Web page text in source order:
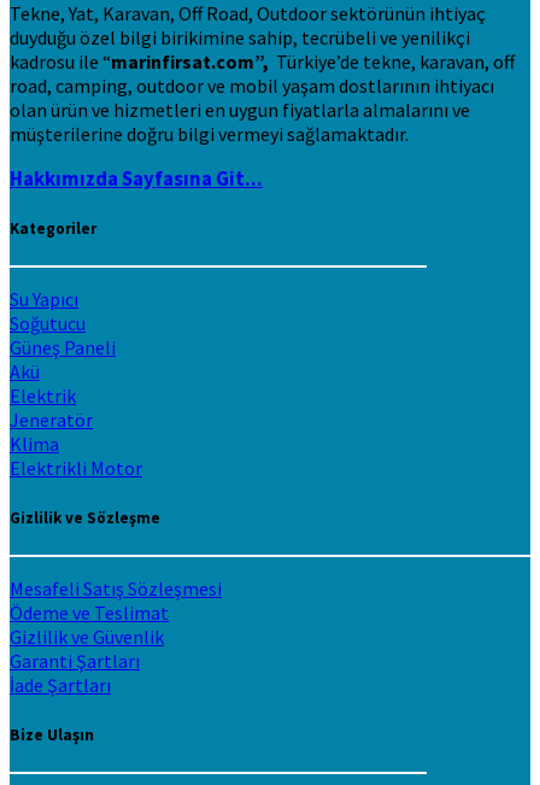
Tekne, Yat, Karavan, Off Road, Outdoor sektörünün ihtiyaç
duyduğu özel bilgi birikimine sahip, tecrübeli ve yenilikçi
kadrosu ile “marinfirsat.com”, Türkiye’de tekne, karavan, off
road, camping, outdoor ve mobil yaşam dostlarının ihtiyacı
olan ürün ve hizmetleri en uygun fiyatlarla almalarını ve
müşterilerine doğru bilgi vermeyi sağlamaktadır.
Hakkımızda Sayfasına Git...
Kategoriler
Su Yapıcı
Soğutucu
Güneş Paneli
Akü
Elektrik
Jeneratör
Klima
Elektrikli Motor
Gizlilik ve Sözleşme
Mesafeli Satış Sözleşmesi
Ödeme ve Teslimat
Gizlilik ve Güvenlik
Garanti Şartları
İade Şartları
Bize Ulaşın